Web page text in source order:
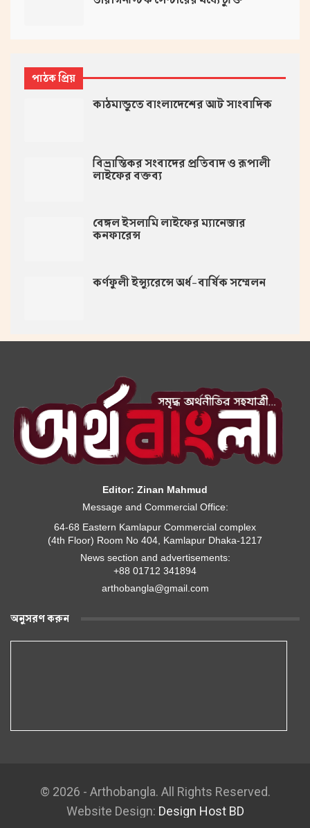
পাঠক প্রিয়
কাঠমান্ডুতে বাংলাদেশের আট সাংবাদিক
বিভ্রান্তিকর সংবাদের প্রতিবাদ ও রূপালী
লাইফের বক্তব্য
বেঙ্গল ইসলামি লাইফের ম্যানেজার
কনফারেন্স
কর্ণফুলী ইন্স্যুরেন্সে অর্ধ-বার্ষিক সম্মেলন
Editor: Zinan Mahmud
Message and Commercial Office:
64-68 Eastern Kamlapur Commercial complex
(4th Floor) Room No 404, Kamlapur Dhaka-1217
News section and advertisements:
+88 01712 341894
arthobangla@gmail.com
অনুসরণ করুন
© 2026 - Arthobangla. All Rights Reserved.
Website Design: Design Host BD